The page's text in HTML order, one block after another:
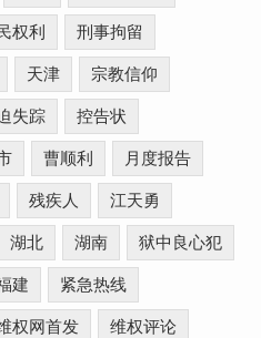
权利 刑事拘留
天津 宗教信仰
失踪 控告状
曹顺利 月度报告
残疾人 江天勇
湖北 湖南 狱中良心犯
建 紧急热线
权网首发 维权评论